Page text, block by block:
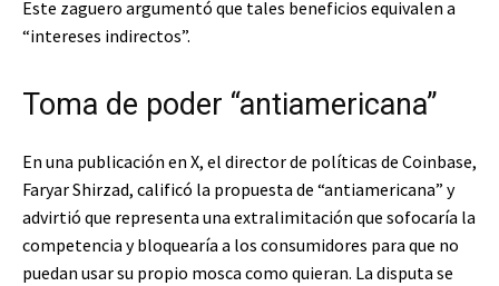
Este zaguero argumentó que tales beneficios equivalen a
“intereses indirectos”.
Toma de poder “antiamericana”
En una publicación en X, el director de políticas de Coinbase,
Faryar Shirzad, calificó la propuesta de “antiamericana” y
advirtió que representa una extralimitación que sofocaría la
competencia y bloquearía a los consumidores para que no
puedan usar su propio mosca como quieran. La disputa se